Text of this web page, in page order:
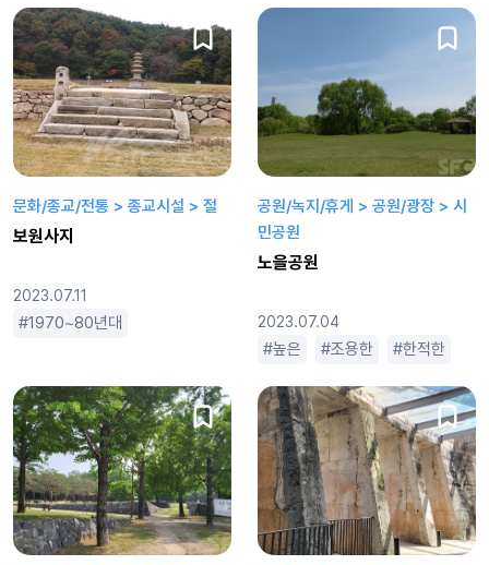
문화/종교/전통 > 종교시설 > 절
보원사지
2023.07.11
1970~80년대 2000년대
공원/녹지/휴게 > 공원/광장 > 시
민공원
노을공원
2023.07.04
높은 조용한 한적한